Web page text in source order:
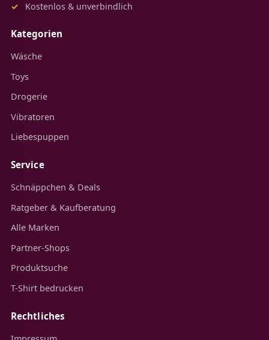
Kostenlos & unverbindlich
Kategorien
Wäsche
Toys
Drogerie
Vibratoren
Liebespuppen
Service
Schnäppchen & Deals
Ratgeber & Kaufberatung
Alle Marken
Partner-Shops
Produktsuche
T-Shirt bedrucken
Rechtliches